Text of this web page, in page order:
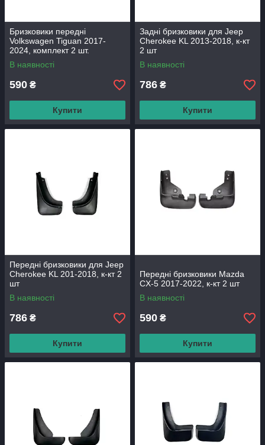
Бризковики передні
Volkswagen Tiguan 2017-
2024, комплект 2 шт.
В наявності
590 ₴
Купити
Задні бризковики для Jeep
Cherokee KL 2013-2018, к-кт
2 шт
В наявності
786 ₴
Купити
Передні бризковики для Jeep
Cherokee KL 201-2018, к-кт 2
шт
В наявності
786 ₴
Купити
Передні бризковики Mazda
CX-5 2017-2022, к-кт 2 шт
В наявності
590 ₴
Купити